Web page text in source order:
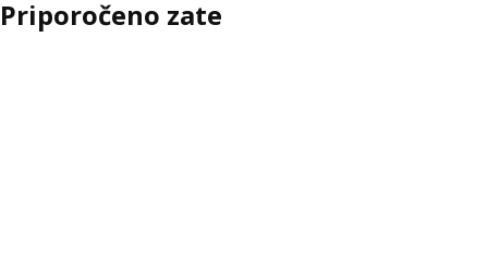
Priporočeno zate